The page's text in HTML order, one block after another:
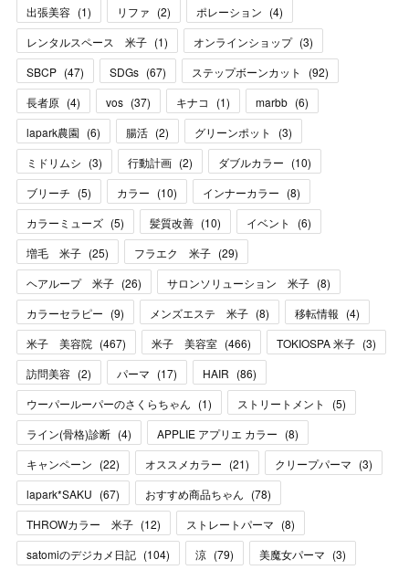
出張美容 (1) リファ (2) ポレーション (4)
レンタルスペース 米子 (1) オンラインショップ (3)
SBCP (47) SDGs (67) ステップボーンカット (92)
長者原 (4) vos (37) キナコ (1) marbb (6)
lapark農園 (6) 腸活 (2) グリーンポット (3)
ミドリムシ (3) 行動計画 (2) ダブルカラー (10)
ブリーチ (5) カラー (10) インナーカラー (8)
カラーミューズ (5) 髪質改善 (10) イベント (6)
増毛 米子 (25) フラエク 米子 (29)
ヘアループ 米子 (26) サロンソリューション 米子 (8)
カラーセラピー (9) メンズエステ 米子 (8) 移転情報 (4)
米子 美容院 (467) 米子 美容室 (466) TOKIOSPA 米子 (3)
訪問美容 (2) パーマ (17) HAIR (86)
ウーパールーパーのさくらちゃん (1) ストリートメント (5)
ライン(骨格)診断 (4) APPLIE アプリエ カラー (8)
キャンペーン (22) オススメカラー (21) クリープパーマ (3)
lapark*SAKU (67) おすすめ商品ちゃん (78)
THROWカラー 米子 (12) ストレートパーマ (8)
satomiのデジカメ日記 (104) 涼 (79) 美魔女パーマ (3)